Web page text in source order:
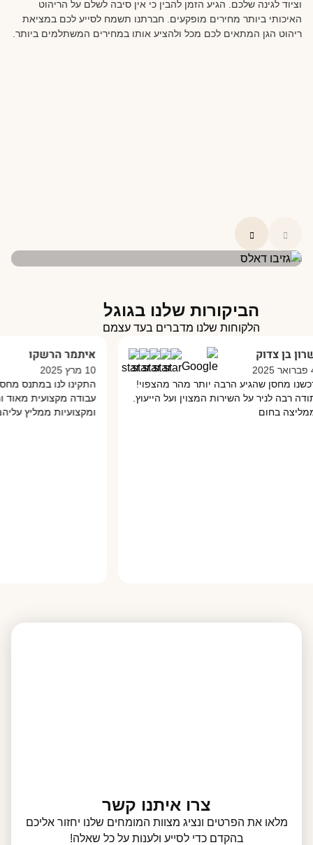
וציוד לגינה שלכם. הגיע הזמן להבין כי אין סיבה לשלם על הריהוט
האיכותי ביותר מחירים מופקעים. חברתנו תשמח לסייע לכם במציאת
ריהוט הגן המתאים לכם מכל ולהציע אותו במחירים המשתלמים ביותר.
הביקורות שלנו בגוגל
הלקוחות שלנו מדברים בעד עצמם
צדוק
שהגיע הרבה יותר מהר מהצפוי!
לניר על השירות המצוין ועל הייעוץ.
בחום
איתמר הרשקו
10 מרץ 2025
התקינו לנו במתנס מחסן
עבודה מקצועית מאוד והכל
ומקצועיות ממליץ עליהם
צרו איתנו קשר
מלאו את הפרטים ונציג מצוות המומחים שלנו יחזור אליכם
בהקדם כדי לסייע ולענות על כל שאלה!